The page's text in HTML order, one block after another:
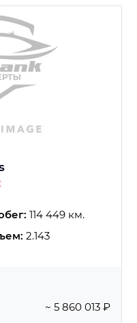
114 449 км.
2.143
~ 5 860 013 ₽